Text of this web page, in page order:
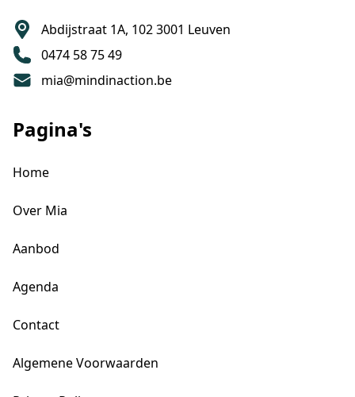
Abdijstraat 1A, 102 3001 Leuven
0474 58 75 49
mia@mindinaction.be
Pagina's
Home
Over Mia
Aanbod
Agenda
Contact
Algemene Voorwaarden